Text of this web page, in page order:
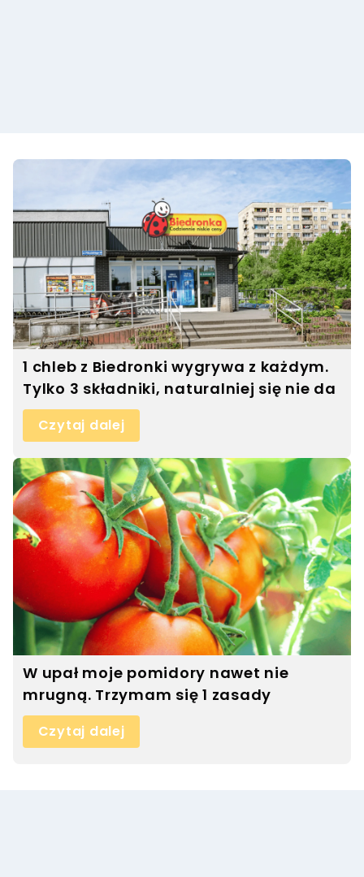
1 chleb z Biedronki wygrywa z każdym.
Tylko 3 składniki, naturalniej się nie da
Czytaj dalej
W upał moje pomidory nawet nie
mrugną. Trzymam się 1 zasady
Czytaj dalej